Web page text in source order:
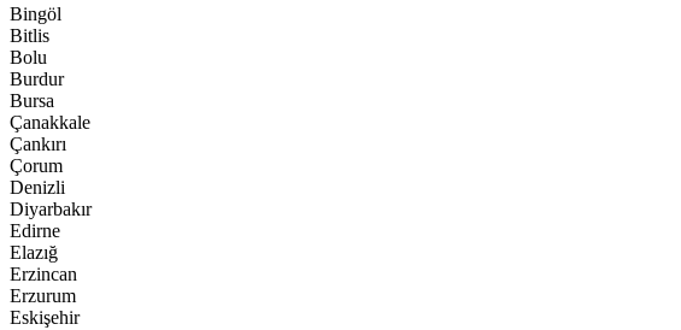
Bingöl
Bitlis
Bolu
Burdur
Bursa
Çanakkale
Çankırı
Çorum
Denizli
Diyarbakır
Edirne
Elazığ
Erzincan
Erzurum
Eskişehir